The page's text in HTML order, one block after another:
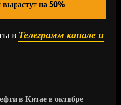
вырастут на 50%
в Телеграмм канале и
в Китае в октябре